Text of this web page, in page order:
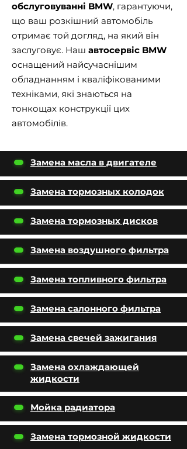
обслуговуванні BMW, гарантуючи,
що ваш розкішний автомобіль
отримає той догляд, на який він
заслуговує. Наш автосервіс BMW
оснащений найсучаснішим
обладнанням і кваліфікованими
техніками, які знаються на
тонкощах конструкції цих
автомобілів.
Замена масла в двигателе
Замена тормозных колодок
Замена тормозных дисков
Замена воздушного фильтра
Замена топливного фильтра
Замена салонного фильтра
Замена свечей зажигания
Замена охлаждающей
жидкости
Мойка радиатора
Замена тормозной жидкости